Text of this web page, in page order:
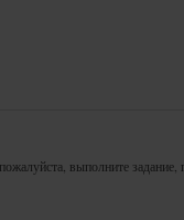
выполните